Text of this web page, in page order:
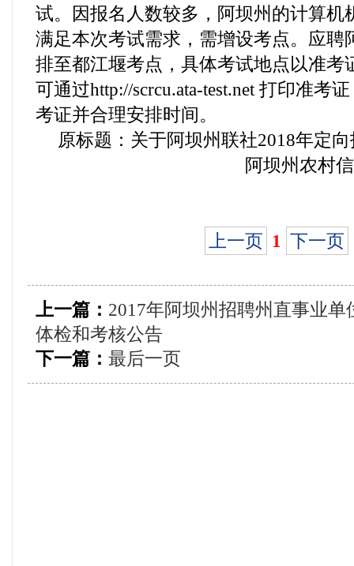
试。因报名人数较多，阿坝州的计算机
满足本次考试需求，需增设考点。应聘
排至都江堰考点，具体考试地点以准考
可通过http://scrcu.ata-test.net 打印准考
考证并合理安排时间。
原标题：关于阿坝州联社2018年定
阿坝州农村
上一页 1 下一页
上一篇： 2017年阿坝州招聘州直事业
体检和考核公告
下一篇： 最后一页